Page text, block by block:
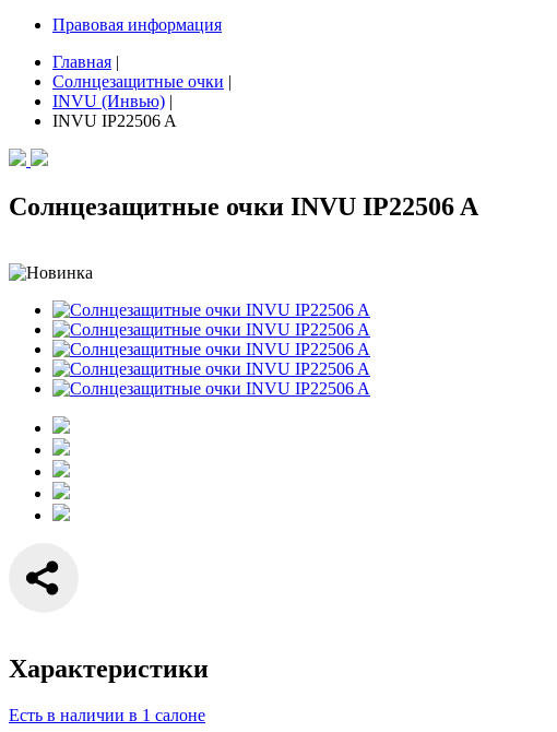
Правовая информация
Главная |
Солнцезащитные очки |
INVU (Инвью) |
INVU IP22506 A
Солнцезащитные очки INVU IP22506 A
Характеристики
Есть в наличии в 1 салоне